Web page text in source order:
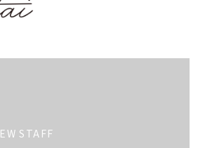
STAFF